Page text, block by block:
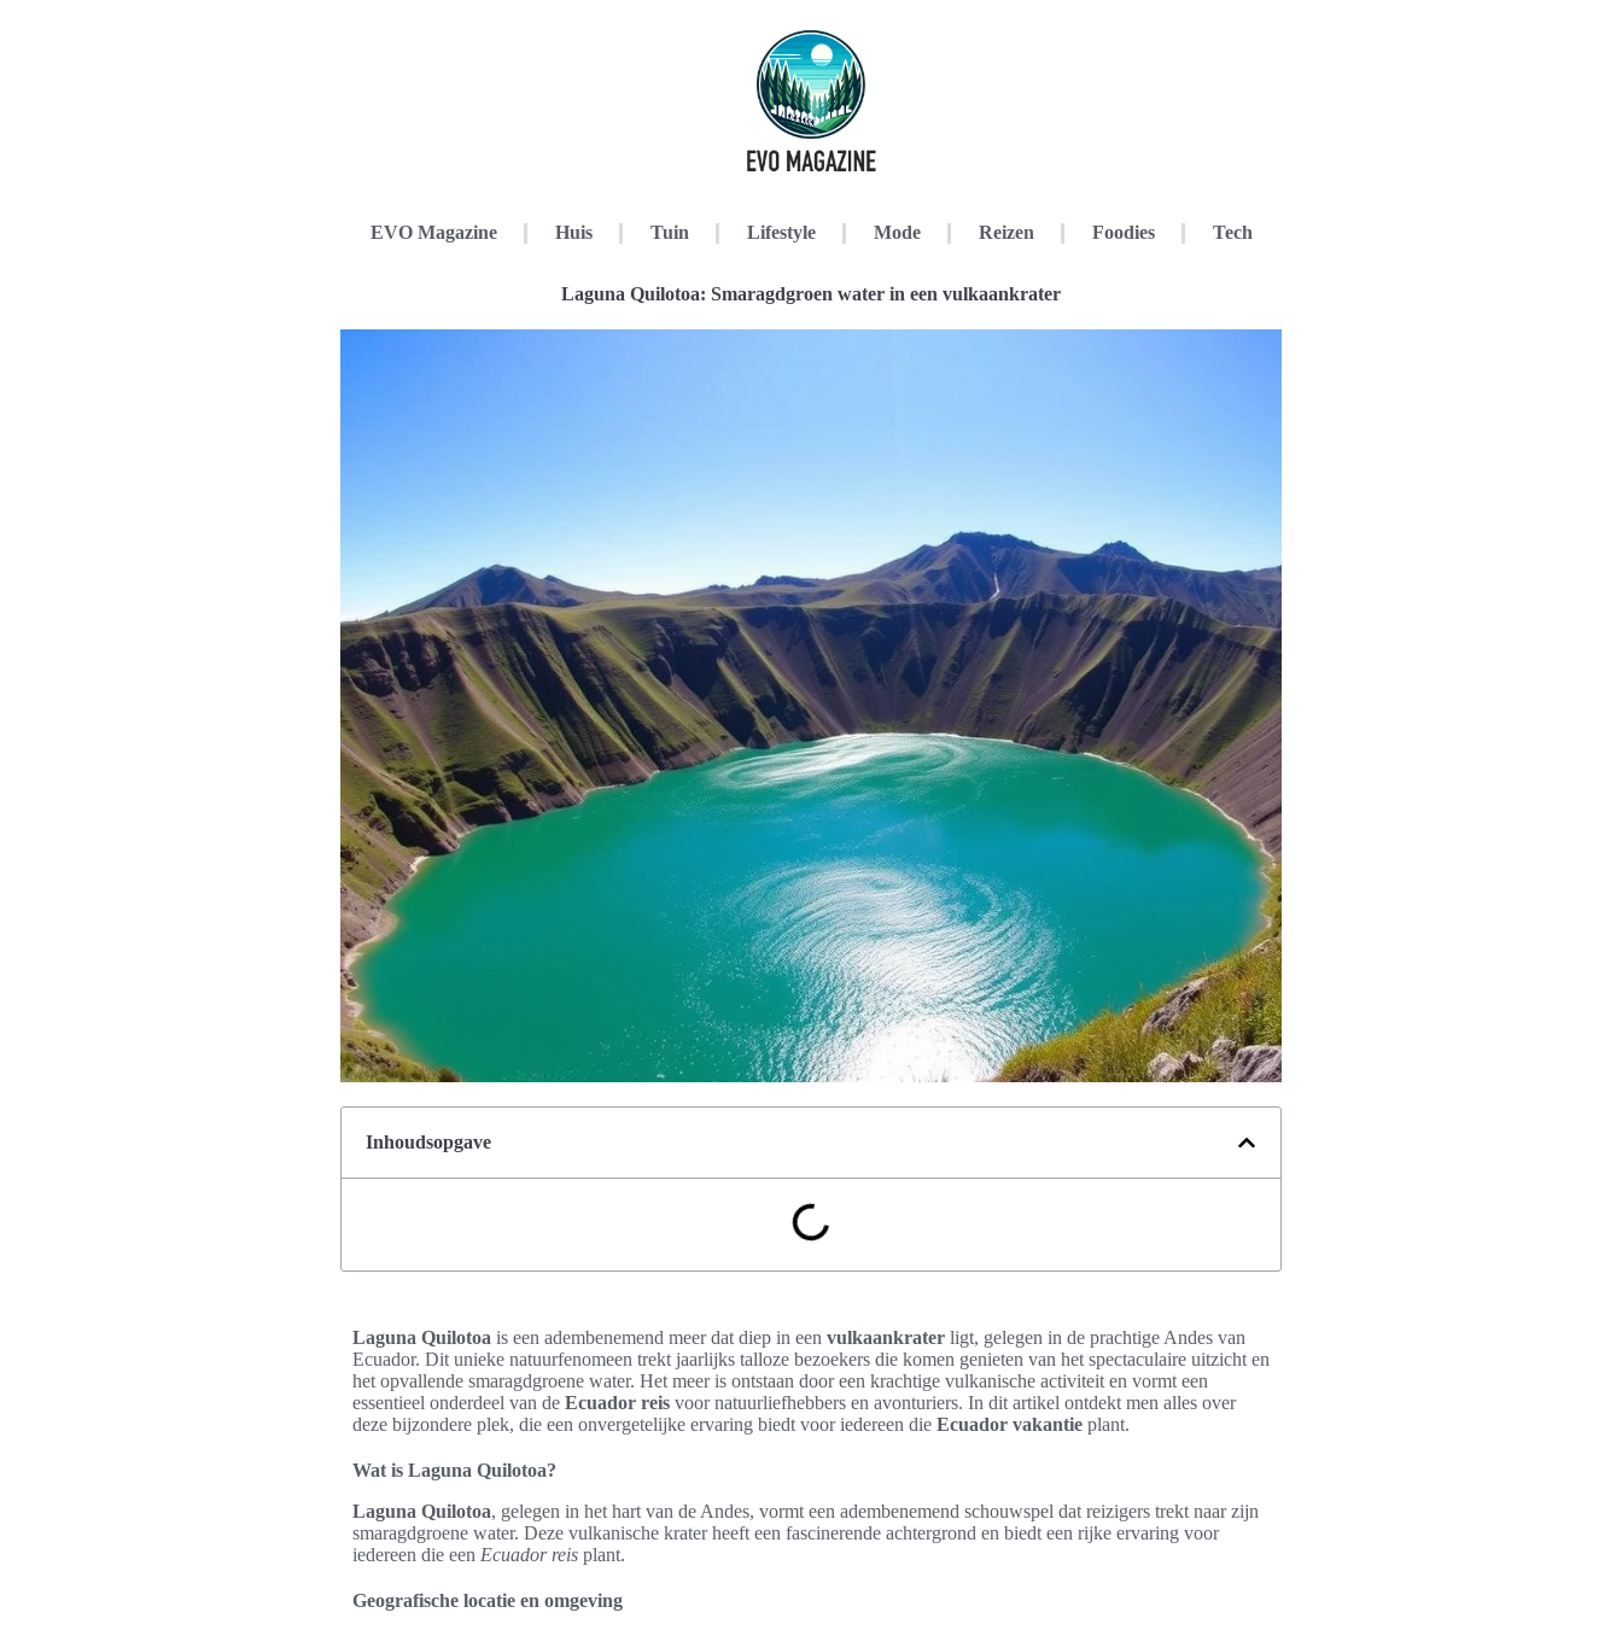
EVO Magazine Huis Tuin Lifestyle Mode Reizen Foodies Tech
Laguna Quilotoa: Smaragdgroen water in een vulkaankrater
Inhoudsopgave
Laguna Quilotoa is een adembenemend meer dat diep in een vulkaankrater ligt, gelegen in de prachtige Andes van
Ecuador. Dit unieke natuurfenomeen trekt jaarlijks talloze bezoekers die komen genieten van het spectaculaire uitzicht en
het opvallende smaragdgroene water. Het meer is ontstaan door een krachtige vulkanische activiteit en vormt een
essentieel onderdeel van de Ecuador reis voor natuurliefhebbers en avonturiers. In dit artikel ontdekt men alles over
deze bijzondere plek, die een onvergetelijke ervaring biedt voor iedereen die Ecuador vakantie plant.
Wat is Laguna Quilotoa?
Laguna Quilotoa, gelegen in het hart van de Andes, vormt een adembenemend schouwspel dat reizigers trekt naar zijn
smaragdgroene water. Deze vulkanische krater heeft een fascinerende achtergrond en biedt een rijke ervaring voor
iedereen die een Ecuador reis plant.
Geografische locatie en omgeving